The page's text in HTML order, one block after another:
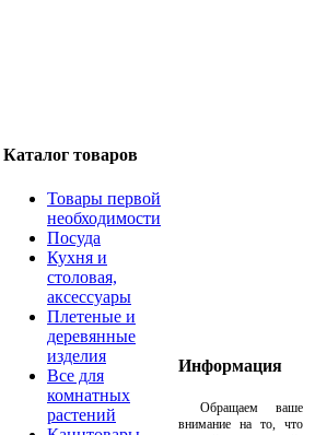
Каталог товаров
Товары первой
необходимости
Посуда
Кухня и
столовая,
аксессуары
Плетеные и
деревянные
изделия
Все для
комнатных
растений
Информация
Обращаем ваше
внимание на то, что